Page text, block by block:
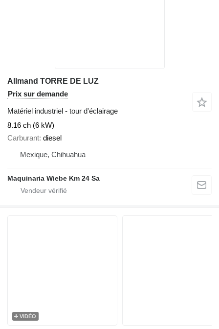
Allmand TORRE DE LUZ
Prix sur demande
Matériel industriel - tour d'éclairage
8.16 ch (6 kW)
Carburant diesel
Mexique, Chihuahua
Maquinaria Wiebe Km 24 Sa
VIDÉO